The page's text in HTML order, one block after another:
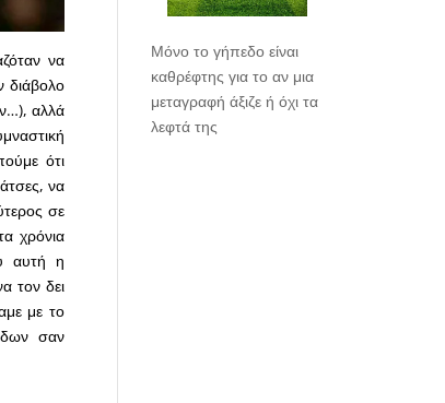
να
διάβολο
αλλά
ότι
να
σε
χρόνια
αυτή η
τον δει
με το
σαν
Μόνο το γήπεδο είναι
καθρέφτης για το αν μια
μεταγραφή άξιζε ή όχι τα
λεφτά της